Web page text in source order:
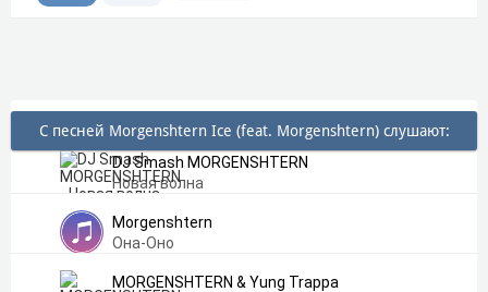
С песней Morgenshtern Ice (feat. Morgenshtern) слушают:
DJ Smash MORGENSHTERN
Новая волна
Morgenshtern
Она-Оно
MORGENSHTERN & Yung Trappa